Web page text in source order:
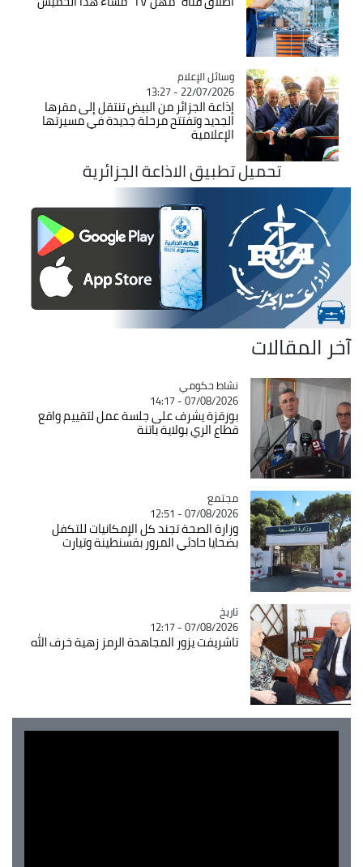
Catégorie
وسائل الإعلام
22/07/2026 - 13:27
إذاعة الجزائر من البيض تنتقل إلى مقرها
الجديد وتفتتح مرحلة جديدة في مسيرتها
الإعلامية
تحميل تطبيق الاذاعة الجزائرية
آخر المقالات
Catégorie
نشاط حكومي
07/08/2026 - 14:17
بوزقزة يشرف على جلسة عمل لتقييم واقع
قطاع الري بولاية باتنة
Catégorie
مجتمع
07/08/2026 - 12:51
وزارة الصحة تجند كل الإمكانيات للتكفل
بضحايا حادثي المرور بقسنطينة وتيارت
Catégorie
تاريخ
07/08/2026 - 12:17
تاشريفت يزور المجاهدة الرمز زهية خرف الله